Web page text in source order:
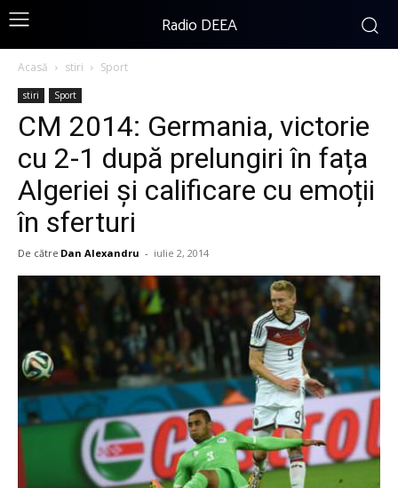
Radio DEEA
Acasă stiri Sport
stiri Sport
CM 2014: Germania, victorie
cu 2-1 după prelungiri în fața
Algeriei și calificare cu emoții
în sferturi
De către Dan Alexandru - iulie 2, 2014